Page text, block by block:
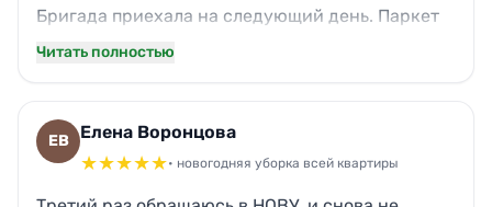
Бригада приехала на следующий день. Паркет
не узнать, вернули ему цвет. Кухонный
пространство в уют. Единственное — чуть
задержались с началом, но предупредили.
Читать полностью
ЕВ Елена Воронцова
★★★★★• новогодняя уборка всей квартиры